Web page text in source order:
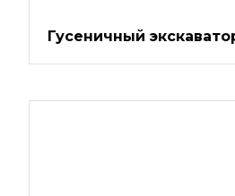
Гусеничный